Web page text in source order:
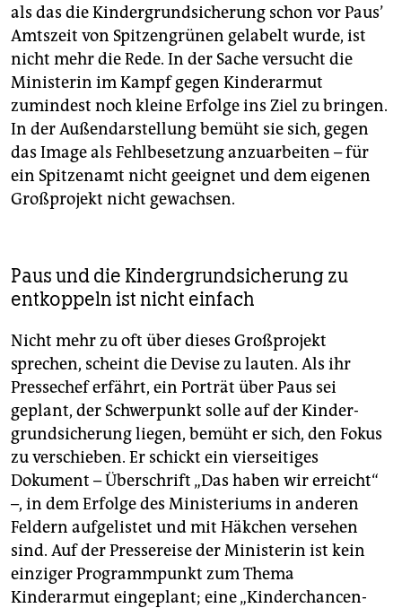
als das die Kindergrundsicherung schon vor Paus’
Amtszeit von Spitzengrünen gelabelt wurde, ist
nicht mehr die Rede. In der Sache versucht die
Ministerin im Kampf gegen Kinderarmut
zumindest noch kleine Erfolge ins Ziel zu bringen.
In der Außendarstellung bemüht sie sich, gegen
das Image als Fehlbesetzung anzuarbeiten – für
ein Spitzenamt nicht geeignet und dem eigenen
Großprojekt nicht gewachsen.
Paus und die Kindergrundsicherung zu
entkoppeln ist nicht einfach
Nicht mehr zu oft über dieses Großprojekt
sprechen, scheint die Devise zu lauten. Als ihr
Pressechef erfährt, ein Porträt über Paus sei
geplant, der Schwerpunkt solle auf der Kinder­
grundsicherung liegen, bemüht er sich, den Fokus
zu verschieben. Er schickt ein vierseitiges
Dokument – Überschrift „Das haben wir erreicht“
–, in dem Erfolge des Ministeriums in anderen
Feldern aufgelistet und mit Häkchen versehen
sind. Auf der Presse­reise der Ministerin ist kein
einziger Programmpunkt zum Thema
Kinderarmut eingeplant; eine „Kinderchancen-